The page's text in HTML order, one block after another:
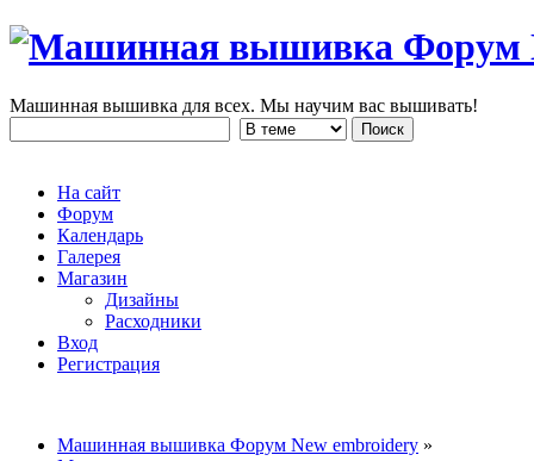
Машинная вышивка для всех. Мы научим вас вышивать!
На сайт
Форум
Календарь
Галерея
Магазин
Дизайны
Расходники
Вход
Регистрация
Машинная вышивка Форум New embroidery »